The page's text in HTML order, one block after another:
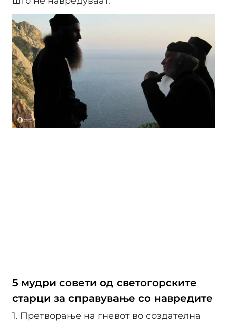
5 мудри совети од светогорските
старци за справување со навредите
1. Претворање на гневот во создателна